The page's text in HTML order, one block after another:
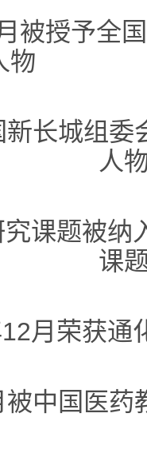
授予全国
物
长城组委
人
课题被纳
课
月荣获通
中国医药